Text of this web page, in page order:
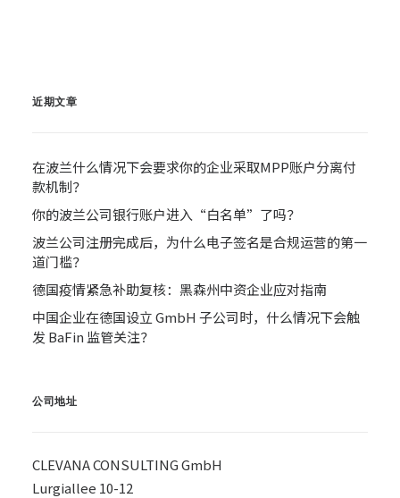
近期文章
在波兰什么情况下会要求你的企业采取MPP账户分离付
款机制？
你的波兰公司银行账户进入“白名单”了吗？
波兰公司注册完成后，为什么电子签名是合规运营的第一
道门槛？
德国疫情紧急补助复核：黑森州中资企业应对指南
中国企业在德国设立 GmbH 子公司时，什么情况下会触
发 BaFin 监管关注？
公司地址
CLEVANA CONSULTING GmbH
Lurgiallee 10-12